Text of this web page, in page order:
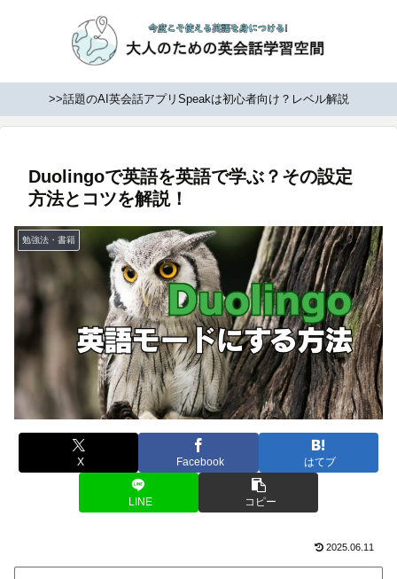
>>話題のAI英会話アプリSpeakは初心者向け？レベル解説
Duolingoで英語を英語で学ぶ？その設定
方法とコツを解説！
勉強法・書籍
X Facebook はてブ
LINE コピー
2025.06.11